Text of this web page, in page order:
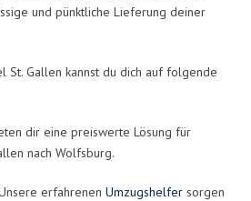
und pünktliche Lieferung deiner
St. Gallen kannst du dich auf folgende
dir eine preiswerte Lösung für
nach Wolfsburg.
erfahrenen Umzugshelfer sorgen